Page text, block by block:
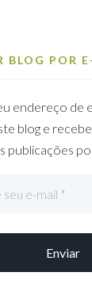
BLOG POR
endereço de
blog e
publicações